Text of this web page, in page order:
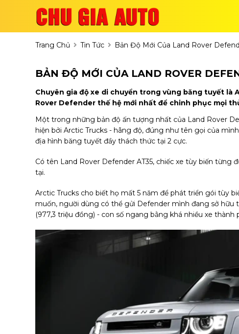
Trang Chủ Tin Tức Bản Độ Mới Của Land Rover
BẢN ĐỘ MỚI CỦA LAND ROVER
Chuyên gia độ xe di chuyển trong vùng băng tuyết
Rover Defender thế hệ mới nhất để chinh phục mọi
Một trong những bản độ ấn tượng nhất của Land Rover
hiện bởi Arctic Trucks - hãng độ, đúng như tên gọi của
địa hình băng tuyết đầy thách thức tại 2 cực.
Có tên Land Rover Defender AT35, chiếc xe tùy biến từng
tại.
Arctic Trucks cho biết họ mất 5 năm để phát triển gói tùy
muốn, người dùng có thể gửi Defender mình đang sở hữu
(977,3 triệu đồng) - con số ngang bằng khá nhiều xe